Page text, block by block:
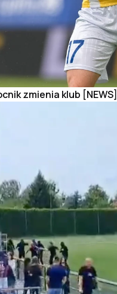
zmienia klub [NEWS]